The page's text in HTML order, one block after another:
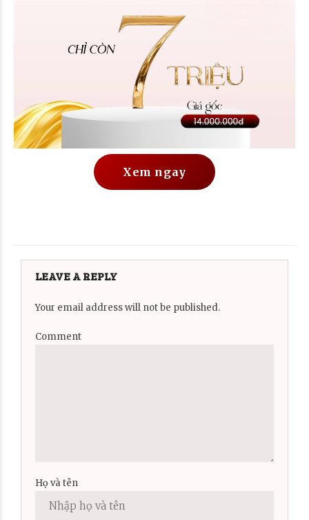
Xem ngay
LEAVE A REPLY
Your email address will not be published.
Comment
Họ và tên